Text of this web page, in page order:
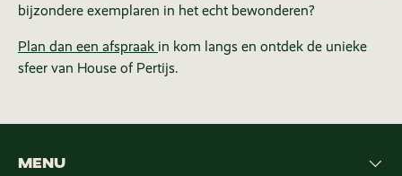
bijzondere exemplaren in het echt bewonderen?
Plan dan een afspraak in kom langs en ontdek de unieke
sfeer van House of Pertijs.
MENU